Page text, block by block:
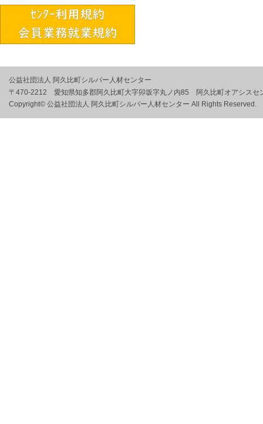
公益社団法人 阿久比町シルバー人材センター
〒470-2212 愛知県知多郡阿久比町大字卯坂字丸ノ内85 阿久比町オアシスセ
Copyright© 公益社団法人 阿久比町シルバー人材センター All Rights Reserved.